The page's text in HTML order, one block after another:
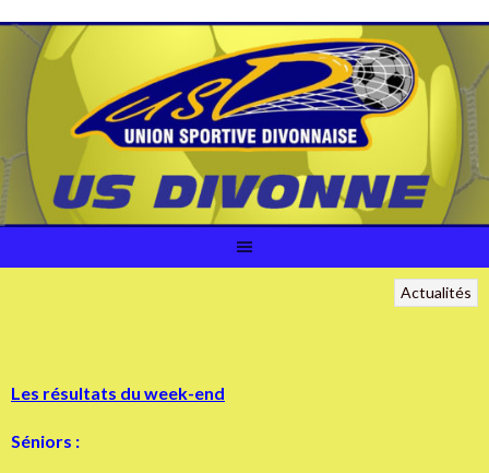
contenu
Actualités
Les résultats du week-end
Séniors :